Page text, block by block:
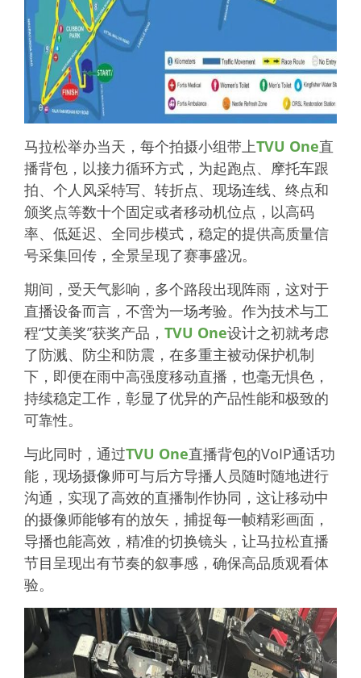
马拉松举办当天，每个拍摄小组带上TVU One直
播背包，以接力循环方式，为起跑点、摩托车跟
拍、个人风采特写、转折点、现场连线、终点和
颁奖点等数十个固定或者移动机位点，以高码
率、低延迟、全同步模式，稳定的提供高质量信
号采集回传，全景呈现了赛事盛况。
期间，受天气影响，多个路段出现阵雨，这对于
直播设备而言，不啻为一场考验。作为技术与工
程“艾美奖”获奖产品， TVU One设计之初就考虑
了防溅、防尘和防震，在多重主被动保护机制
下，即便在雨中高强度移动直播，也毫无惧色，
持续稳定工作，彰显了优异的产品性能和极致的
可靠性。
与此同时，通过TVU One直播背包的VoIP通话功
能，现场摄像师可与后方导播人员随时随地进行
沟通，实现了高效的直播制作协同，这让移动中
的摄像师能够有的放矢，捕捉每一帧精彩画面，
导播也能高效，精准的切换镜头，让马拉松直播
节目呈现出有节奏的叙事感，确保高品质观看体
验。